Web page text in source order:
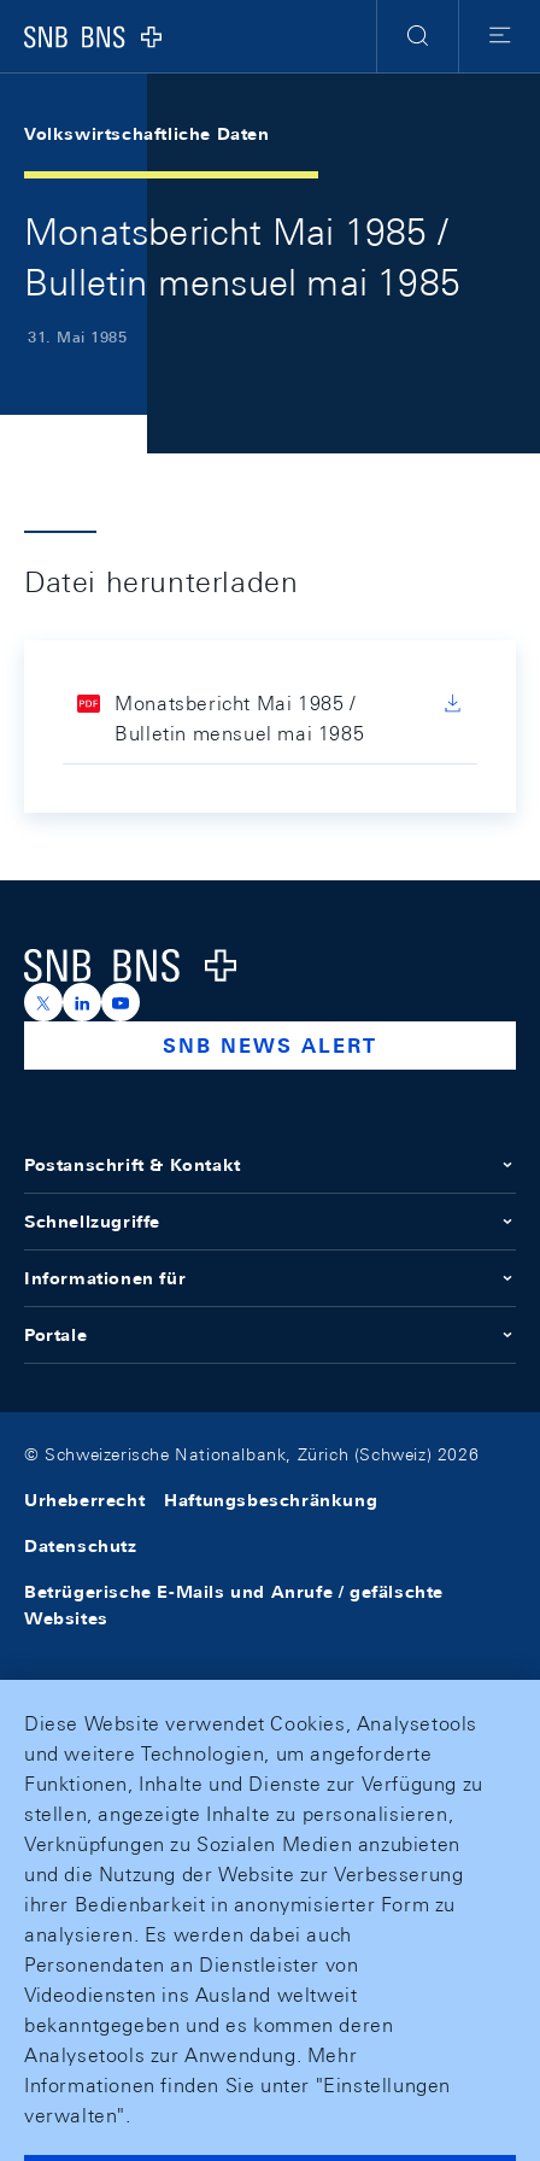
Logo
Suche
Menu
Volkswirtschaftliche Daten
Monatsbericht Mai 1985 /
Bulletin mensuel mai 1985
31. Mai 1985
Datei herunterladen
Monatsbericht Mai 1985 /
Bulletin mensuel mai 1985
Logo
https://x.com/snb_bns
https://ch.linkedin.com/company/swiss-national-
https://www.youtube.com/@swissnationalbank
SNB NEWS ALERT
Postanschrift & Kontakt
Schnellzugriffe
Informationen für
Portale
© Schweizerische Nationalbank, Zürich (Schweiz) 2026
Urheberrecht Haftungsbeschränkung
Datenschutz
Betrügerische E-Mails und Anrufe / gefälschte
Websites
Diese Website verwendet Cookies, Analysetools
und weitere Technologien, um angeforderte
Funktionen, Inhalte und Dienste zur Verfügung zu
stellen, angezeigte Inhalte zu personalisieren,
Verknüpfungen zu Sozialen Medien anzubieten
und die Nutzung der Website zur Verbesserung
ihrer Bedienbarkeit in anonymisierter Form zu
analysieren. Es werden dabei auch
Personendaten an Dienstleister von
Videodiensten ins Ausland weltweit
bekanntgegeben und es kommen deren
Analysetools zur Anwendung. Mehr
Informationen finden Sie unter "Einstellungen
verwalten".